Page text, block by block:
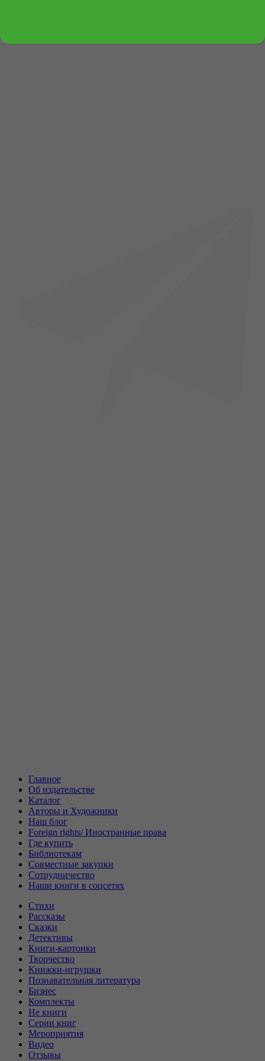
Главное
Об издательстве
Каталог
Авторы и Художники
Наш блог
Foreign rights/ Иностранные права
Где купить
Библиотекам
Совместные закупки
Сотрудничество
Наши книги в соцсетях
Стихи
Рассказы
Сказки
Детективы
Книги-картонки
Творчество
Книжки-игрушки
Познавательная литература
Бизнес
Комплекты
Не книги
Серии книг
Мероприятия
Видео
Отзывы